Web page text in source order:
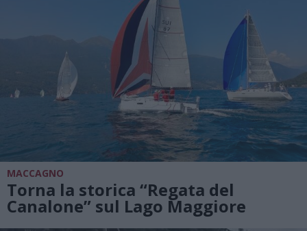
MACCAGNO
Torna la storica “Regata del
Canalone” sul Lago Maggiore